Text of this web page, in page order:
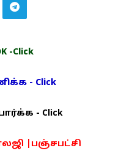
-Click
- Click
- Click
|பஞ்சபட்சி